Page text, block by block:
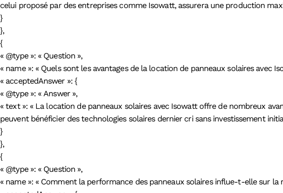
celui proposé par des entreprises comme Isowatt, assurera une production
}
},
{
« @type »: « Question »,
« name »: « Quels sont les avantages de la location de panneaux solaires avec
« acceptedAnswer »: {
« @type »: « Answer »,
« text »: « La location de panneaux solaires avec Isowatt offre de nombreux
peuvent bénéficier des technologies solaires dernier cri sans investissement
}
},
{
« @type »: « Question »,
« name »: « Comment la performance des panneaux solaires influe-t-elle sur la